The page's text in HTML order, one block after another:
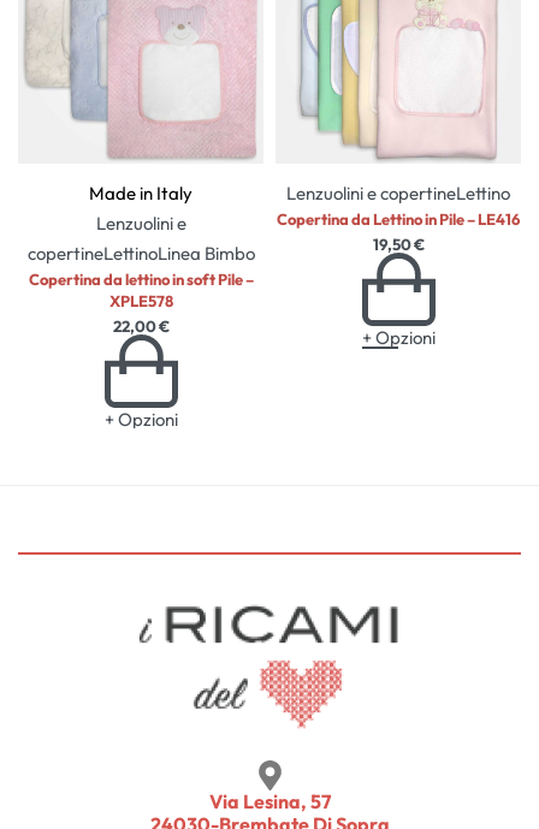
Made in Italy
Lenzuolini e
copertineLettinoLinea Bimbo
Copertina da lettino in soft Pile –
XPLE578
22,00€
+ Opzioni
Lenzuolini e copertineLettino
Copertina da Lettino in Pile – LE416
19,50€
+ Opzioni
Via Lesina, 57